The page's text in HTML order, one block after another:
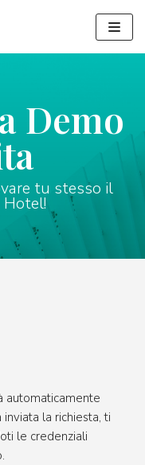
Demo
tu stesso il
automaticamente
la richiesta, ti
le credenziali